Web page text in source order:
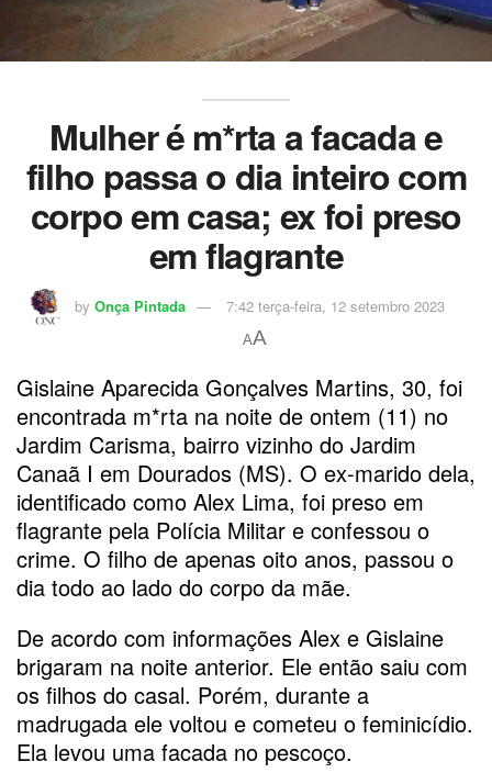
Mulher é m*rta a facada e
filho passa o dia inteiro com
corpo em casa; ex foi preso
em flagrante
by Onça Pintada 7:42 terça-feira, 12 setembro 2023
AA
Gislaine Aparecida Gonçalves Martins, 30, foi
encontrada m*rta na noite de ontem (11) no
Jardim Carisma, bairro vizinho do Jardim
Canaã I em Dourados (MS). O ex-marido dela,
identificado como Alex Lima, foi preso em
flagrante pela Polícia Militar e confessou o
crime. O filho de apenas oito anos, passou o
dia todo ao lado do corpo da mãe.
De acordo com informações Alex e Gislaine
brigaram na noite anterior. Ele então saiu com
os filhos do casal. Porém, durante a
madrugada ele voltou e cometeu o feminicídio.
Ela levou uma facada no pescoço.